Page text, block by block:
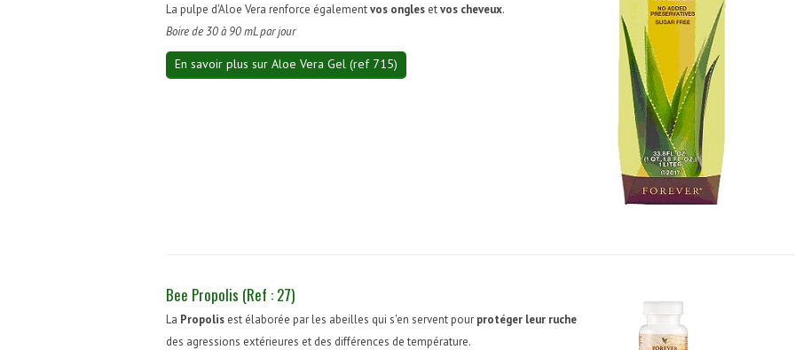
La pulpe d'Aloe Vera renforce égalementvos ongles etvos cheveux.
Boire de 30 à 90 mL par jour
En savoir plus sur Aloe Vera Gel (ref 715)
Bee Propolis (Ref : 27)
La Propolis est élaborée par les abeilles qui s'en servent pour protéger leur ruche
des agressions extérieures et des différences de température.